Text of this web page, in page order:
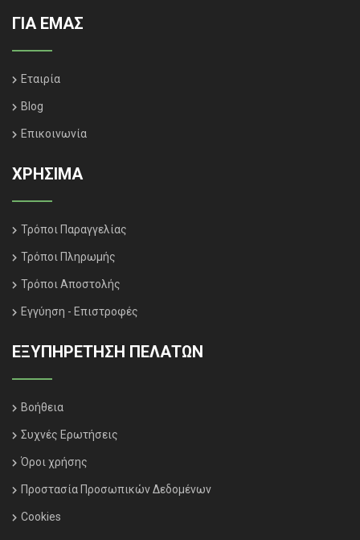
ΓΙΑ ΕΜΑΣ
Εταιρία
Blog
Επικοινωνία
ΧΡΗΣΙΜΑ
Τρόποι Παραγγελίας
Τρόποι Πληρωμής
Τρόποι Αποστολής
Εγγύηση - Επιστροφές
ΕΞΥΠΗΡΈΤΗΣΗ ΠΕΛΑΤΏΝ
Βοήθεια
Συχνές Ερωτήσεις
Όροι χρήσης
Προστασία Προσωπικών Δεδομένων
Cookies